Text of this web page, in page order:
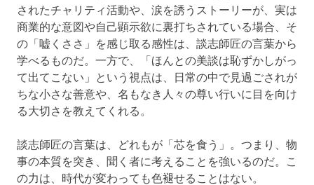
されたチャリティ活動や、涙を誘うストーリーが、実は
商業的な意図や自己顕示欲に裏打ちされている場合、そ
の「嘘くささ」を感じ取る感性は、談志師匠の言葉から
学べるものだ。一方で、「ほんとの美談は恥ずかしがっ
て出てこない」という視点は、日常の中で見過ごされが
ちな小さな善意や、名もなき人々の尊い行いに目を向け
る大切さを教えてくれる。
談志師匠の言葉は、どれもが「芯を食う」。つまり、物
事の本質を突き、聞く者に考えることを強いるのだ。こ
の力は、時代が変わっても色褪せることはない。